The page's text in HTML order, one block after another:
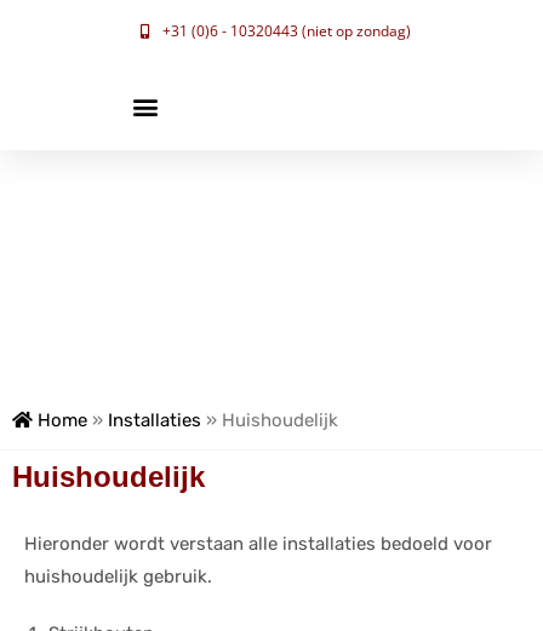
+31 (0)6 - 10320443 (niet op zondag)
Home » Installaties » Huishoudelijk
Huishoudelijk
Hieronder wordt verstaan alle installaties bedoeld voor
huishoudelijk gebruik.